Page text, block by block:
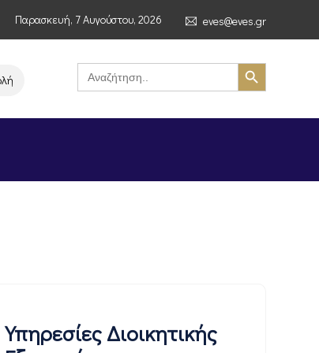
Παρασκευή, 7 Αυγούστου, 2026 eves@eves.gr
της αλυσίδας σούπερ μάρκετ MERE στην Ελλάδα –
Search
for:
Search Button
Υπηρεσίες Διοικητικής